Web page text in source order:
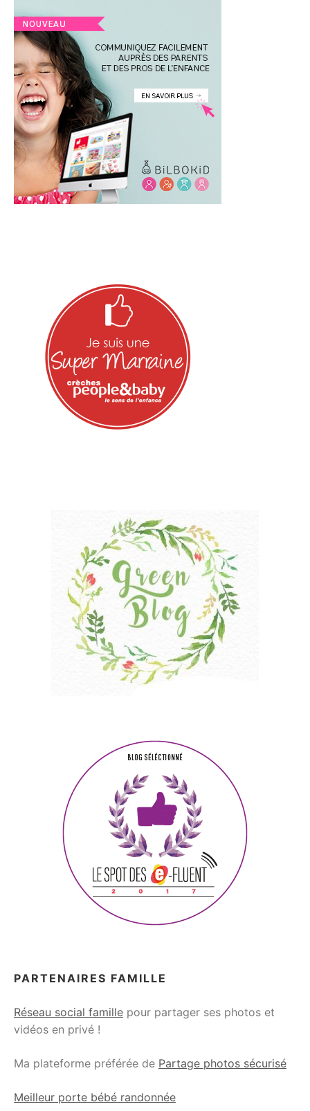
PARTENAIRES FAMILLE
Réseau social famille pour partager ses photos et
vidéos en privé !
Ma plateforme préférée de Partage photos sécurisé
Meilleur porte bébé randonnée